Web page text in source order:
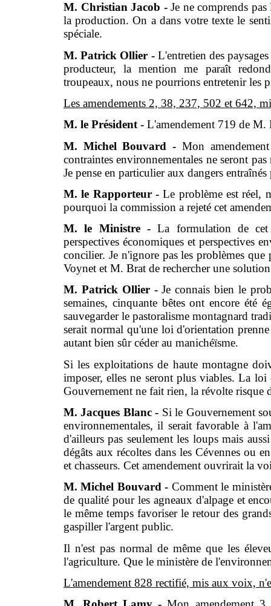
M. Christian Jacob -Je ne comprends
la production. On a dans votre texte le
spéciale.
M. Patrick Ollier - L'entretien des
producteur, la mention me paraît
troupeaux, nous ne pourrions entretenir les
Les amendements 2, 38, 237, 502 et 642,
M. le Président - L'amendement 719 de M.
M. Michel Bouvard - Mon
contraintes environnementales ne seront
Je pense en particulier aux dangers
M. le Rapporteur -Le problème est réel,
pourquoi la commission a rejeté cet
M. le Ministre -La formulation de cet
perspectives économiques et perspectives
concilier. Je n'ignore pas les problèmes
Voynet et M. Brat de rechercher une
M. Patrick Ollier -Je connais bien le
semaines, cinquante bêtes ont encore été
sauvegarder le pastoralisme montagnard
serait normal qu'une loi d'orientation
autant bien sûr céder au manichéïsme.
Si les exploitations de haute montagne
imposer, elles ne seront plus viables. La
Gouvernement ne fait rien, la révolte risque
M. Jacques Blanc - Si le Gouvernement
environnementales, il serait favorable à
d'ailleurs pas seulement les loups mais
dégâts aux récoltes dans les Cévennes ou
et chasseurs. Cet amendement ouvrirait la
M. Michel Bouvard - Comment le
de qualité pour les agneaux d'alpage et
le même temps favoriser le retour des
gaspiller l'argent public.
Il n'est pas normal de même que les
l'agriculture. Que le ministère de
L'amendement 828 rectifié, mis aux voix,